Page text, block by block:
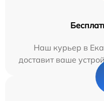
Наш курьер в
доставит ваше